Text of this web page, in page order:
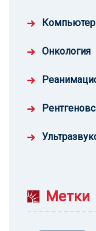
Онкология
Метки